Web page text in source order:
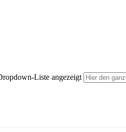
Liste angezeigt